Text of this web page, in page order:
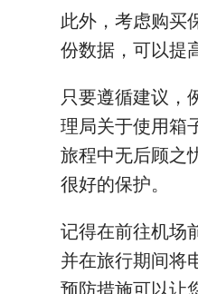
此外，考虑购买
份数据，可以提
只要遵循建议，
理局关于使用箱
旅程中无后顾之
很好的保护。
记得在前往机场
并在旅行期间将